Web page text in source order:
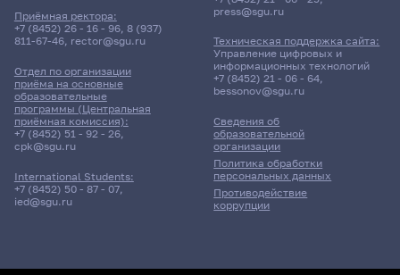
Приёмная ректора:
+7 (8452) 26 - 16 - 96, 8 (937)
811-67-46, rector@sgu.ru
Отдел по организации
приёма на основные
образовательные
программы (Центральная
приёмная комиссия):
+7 (8452) 51 - 92 - 26,
cpk@sgu.ru
International Students:
+7 (8452) 50 - 87 - 07,
ied@sgu.ru
Сведения об
образовательной
организации
Политика обработки
персональных данных
Противодействие
коррупции
press@sgu.ru
Техническая поддержка сайта:
Управление цифровых и
информационных технологий
+7 (8452) 21 - 06 - 64,
bessonov@sgu.ru